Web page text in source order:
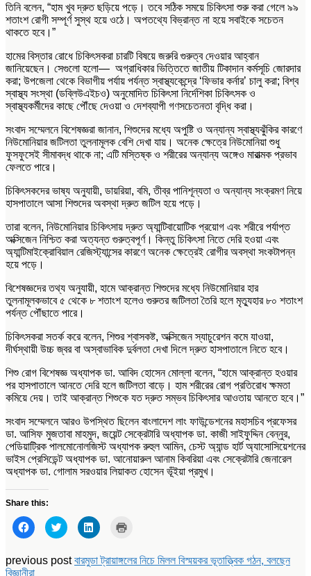
তিনি বলেন, “হাম খুব দ্রুত ছড়িয়ে পড়ে। তবে সঠিক সময়ে চিকিৎসা শুরু করা গেলে ৯৯
শতাংশ রোগী সম্পূর্ণ সুস্থ হয়ে ওঠে। অপতথ্যে বিভ্রান্ত না হয়ে সবাইকে সচেতন
থাকতে হবে।”
হামের বিস্তার রোধে চিকিৎসকরা চারটি বিষয়ে জরুরি গুরুত্ব দেওয়ার আহ্বান
জানিয়েছেন। সেগুলো হলো— অগ্রাধিকার ভিত্তিতে জাতীয় টিকাদান কর্মসূচি জোরদার
করা; উপজেলা থেকে বিভাগীয় পর্যায় পর্যন্ত স্বাস্থ্যকেন্দ্রে ‘ফিভার কর্নার’ চালু করা; বিশ্ব
স্বাস্থ্য সংস্থা (ডব্লিউএইচও) অনুমোদিত চিকিৎসা নির্দেশিকা চিকিৎসক ও
স্বাস্থ্যকর্মীদের কাছে পৌঁছে দেওয়া ও দেশব্যাপী গণসচেতনতা বৃদ্ধি করা।
সংবাদ সম্মেলনে বিশেষজ্ঞরা জানান, শিশুদের মধ্যে অপুষ্টি ও অন্যান্য স্বাস্থ্যঝুঁকির কারণে
নিউমোনিয়ার জটিলতা তুলনামূলক বেশি দেখা যায়। অনেক ক্ষেত্রে নিউমোনিয়া শুধু
ফুসফুসেই সীমাবদ্ধ থাকে না; এটি মস্তিষ্ক ও শরীরের অন্যান্য অঙ্গেও মারাত্মক প্রভাব
ফেলতে পারে।
চিকিৎসকদের ভাষ্য অনুযায়ী, ডায়রিয়া, বমি, তীব্র পানিশূন্যতা ও অন্যান্য সংক্রমণ নিয়ে
হাসপাতালে আসা শিশুদের অবস্থা দ্রুত জটিল হয়ে পড়ে।
তারা বলেন, নিউমোনিয়ার চিকিৎসায় দ্রুত অ্যান্টিবায়োটিক প্রয়োগ এবং শরীরে পর্যাপ্ত
অক্সিজেন নিশ্চিত করা অত্যন্ত গুরুত্বপূর্ণ। কিন্তু চিকিৎসা নিতে দেরি হওয়া এবং
অ্যান্টিমাইক্রোবিয়াল রেজিস্ট্যান্সের কারণে অনেক ক্ষেত্রেই রোগীর অবস্থা সংকটাপন্ন
হয়ে পড়ে।
বিশেষজ্ঞদের তথ্য অনুযায়ী, হামে আক্রান্ত শিশুদের মধ্যে নিউমোনিয়ার হার
তুলনামূলকভাবে ৫ থেকে ৮ শতাংশ হলেও গুরুতর জটিলতা তৈরি হলে মৃত্যুহার ৮০ শতাংশ
পর্যন্ত পৌঁছাতে পারে।
চিকিৎসকরা সতর্ক করে বলেন, শিশুর শ্বাসকষ্ট, অক্সিজেন স্যাচুরেশন কমে যাওয়া,
দীর্ঘস্থায়ী উচ্চ জ্বর বা অস্বাভাবিক দুর্বলতা দেখা দিলে দ্রুত হাসপাতালে নিতে হবে।
শিশু রোগ বিশেষজ্ঞ অধ্যাপক ডা. আবিদ হোসেন মোল্লা বলেন, “হামে আক্রান্ত হওয়ার
পর হাসপাতালে আনতে দেরি হলে জটিলতা বাড়ে। হাম শরীরের রোগ প্রতিরোধ ক্ষমতা
কমিয়ে দেয়। তাই আক্রান্ত শিশুকে যত দ্রুত সম্ভব চিকিৎসার আওতায় আনতে হবে।”
সংবাদ সম্মেলনে আরও উপস্থিত ছিলেন বাংলাদেশ লাং ফাউন্ডেশনের মহাসচিব প্রফেসর
ডা. আসিফ মুজতাবা মাহমুদ, জয়েন্ট সেক্রেটারি অধ্যাপক ডা. কাজী সাইফুদ্দিন বেন্নুর,
পেডিয়াট্রিক পালমোনোলজিস্ট অধ্যাপক রুহুল আমিন, চেস্ট অ্যান্ড হার্ট অ্যাসোসিয়েশনের
ভাইস প্রেসিডেন্ট অধ্যাপক ডা. আনোয়ারুল আনাম কিবরিয়া এবং সেক্রেটারি জেনারেল
অধ্যাপক ডা. গোলাম সরওয়ার লিয়াকত হোসেন ভূঁইয়া প্রমুখ।
Share this:
Click
to
share
Facebook
(Opens
Click
to
share
Twitter
(Opens
Click
to
LinkedIn
(Opens
in
new
previous postবারমুডা ট্রায়াঙ্গলের নিচে মিলল বিস্ময়কর ভূতাত্ত্বিক গঠন, বলছেন
বিজ্ঞানীরা